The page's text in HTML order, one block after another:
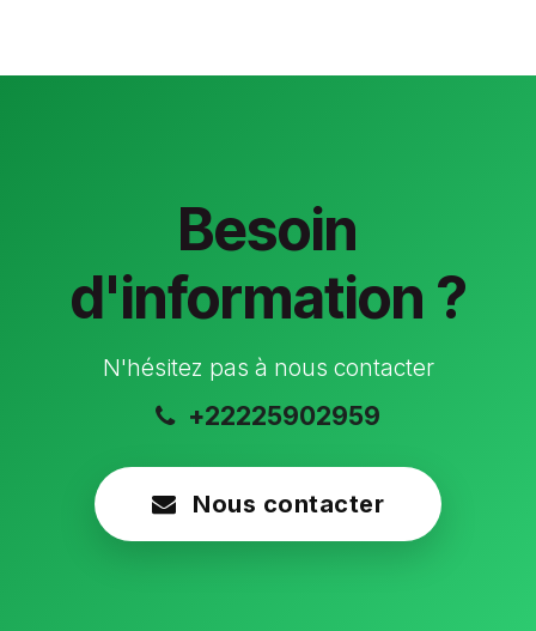
Besoin
d'information ?
N'hésitez pas à nous contacter
+22225902959
Nous contacter